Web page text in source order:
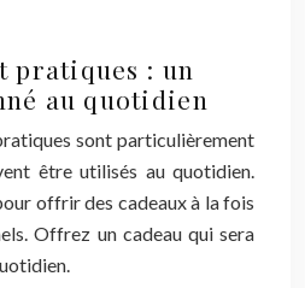
pratiques : un
au quotidien
sont particulièrement
être utilisés au quotidien.
offrir des cadeaux à la fois
Offrez un cadeau qui sera